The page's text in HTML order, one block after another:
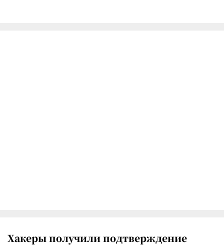
Хакеры получили подтверждение